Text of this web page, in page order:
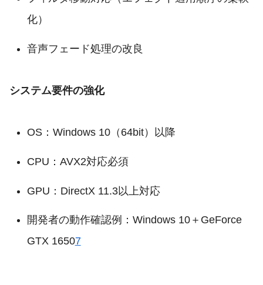
化）
音声フェード処理の改良
システム要件の強化
OS：Windows 10（64bit）以降
CPU：AVX2対応必須
GPU：DirectX 11.3以上対応
開発者の動作確認例：Windows 10＋GeForce
GTX 16507